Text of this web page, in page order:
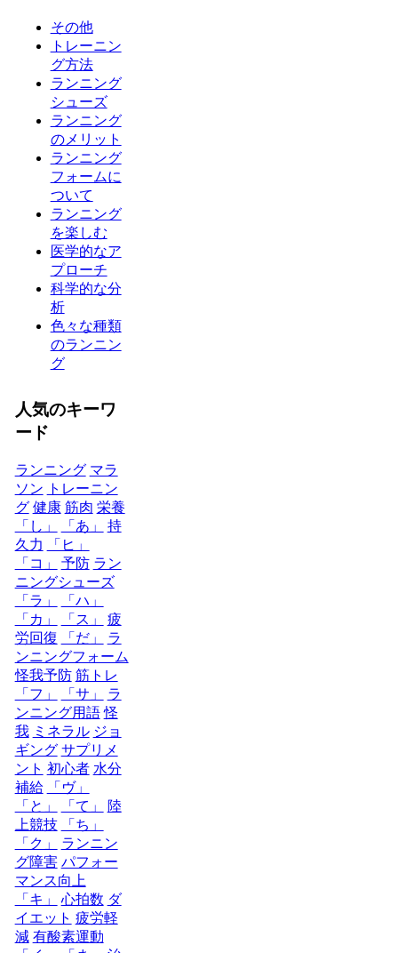
その他
トレーニン
グ方法
ランニング
シューズ
ランニング
のメリット
ランニング
フォームに
ついて
ランニング
を楽しむ
医学的なア
プローチ
科学的な分
析
色々な種類
のランニン
グ
人気のキーワ
ード
ランニング マラ
ソン
トレーニン
グ 健康 筋肉 栄養
「し」
「あ」
持
久力
「ヒ」
「コ」
予防 ラン
ニングシューズ
「ラ」
「ハ」
「カ」
「ス」
疲
労回復
「だ」
ラ
ンニングフォーム
怪我予防 筋トレ
「フ」
「サ」
ラ
ンニング用語 怪
我 ミネラル ジョ
ギング サプリメ
ント 初心者 水分
補給
「ヴ」
「と」
「て」
陸
上競技
「ち」
「ク」
ランニン
グ障害 パフォー
マンス向上
「キ」
心拍数 ダ
イエット 疲労軽
減 有酸素運動